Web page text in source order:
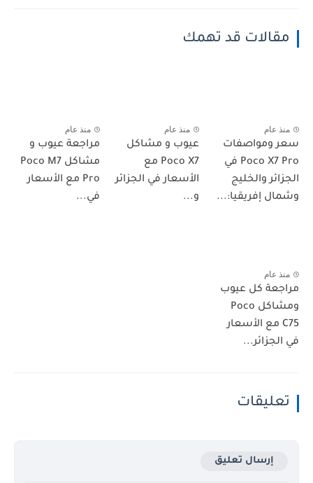
مقالات قد تهمك
منذ عام
سعر ومواصفات
Poco X7 Pro في
الجزائر والخليج
وشمال إفريقيا:...
منذ عام
عيوب و مشاكل
Poco X7 مع
الأسعار في الجزائر
و...
منذ عام
مراجعة عيوب و
مشاكل Poco M7
Pro مع الأسعار
في...
منذ عام
مراجعة كل عيوب
ومشاكل Poco
C75 مع الأسعار
في الجزائر...
تعليقات
إرسال تعليق